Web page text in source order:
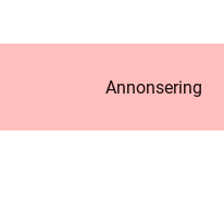
Annonsering